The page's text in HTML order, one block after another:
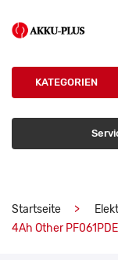
KATEGORIEN
Startseite
4Ah Other